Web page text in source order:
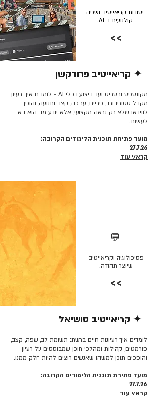
יסודות קריאייטיב ושפה
קולנועית ב־AI.
>>
✦ קריאייטיב פרודקשן
מקונספט ותסריט ועד ביצוע בכלי AI - לומדים איך רעיון
מקבל סטוריבורד, פריים, עריכה, קצב ותנועה, והופך
לווידאו שלא רק נראה מקצועי, אלא יודע מה הוא בא
לעשות.
מועד פתיחת תוכנית הלימודים הקרובה:
27.7.26
קרא/י עוד
💬
פסיכולוגיה וקריאייטיב
שיוצר תהודה.
>>
✦ קריאייטיב סושיאל
לומדים איך רעיונות חיים ברשת: תשומת לב, שפה, קצב,
פורמטים, קהילות ומהלכי תוכן שמבוססים על רעיון -
והופכים תוכן למשהו שאנשים רוצים להיות חלק ממנו.
מועד פתיחת תוכנית הלימודים הקרובה:
27.7.26
קרא/י עוד